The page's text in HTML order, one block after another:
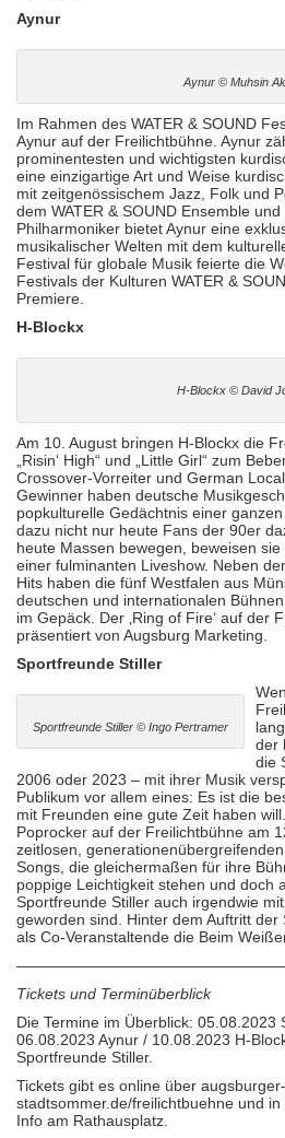
Aynur
Aynur © Muhsin
Im Rahmen des WATER & SOUND
Aynur auf der Freilichtbühne. Aynur
prominentesten und wichtigsten
eine einzigartige Art und Weise
mit zeitgenössischem Jazz, Folk und
dem WATER & SOUND Ensemble
Philharmoniker bietet Aynur eine
musikalischer Welten mit dem
Festival für globale Musik feierte die
Festivals der Kulturen WATER &
Premiere.
H-Blockx
H-Blockx © David
Am 10. August bringen H-Blockx die
„Risin‘ High“ und „Little Girl“ zum
Crossover-Vorreiter und German
Gewinner haben deutsche
popkulturelle Gedächtnis einer
dazu nicht nur heute Fans der 90er
heute Massen bewegen, beweisen
einer fulminanten Liveshow. Neben
Hits haben die fünf Westfalen aus
deutschen und internationalen
im Gepäck. Der ‚Ring of Fire‘ auf der
präsentiert von Augsburg Marketing.
Sportfreunde Stiller
Sportfreunde Stiller © Ingo Pertramer
der
die
2006 oder 2023 – mit ihrer Musik
Publikum vor allem eines: Es ist die
mit Freunden eine gute Zeit haben
Poprocker auf der Freilichtbühne am
zeitlosen,
Songs, die gleichermaßen für ihre
poppige Leichtigkeit stehen und doch
Sportfreunde Stiller auch irgendwie
geworden sind. Hinter dem Auftritt
als Co-Veranstaltende die Beim
Tickets und Terminüberblick
Die Termine im Überblick: 05.08.2023
06.08.2023 Aynur / 10.08.2023 H-
Sportfreunde Stiller.
Tickets gibt es online über augsburger-
stadtsommer.de/freilichtbuehne und
Info am Rathausplatz.